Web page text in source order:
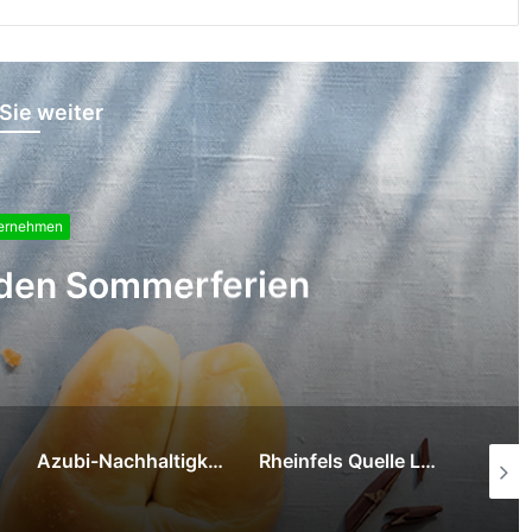
weiter
Weltmeisterschaft
Rheinfels Quelle Lemon ab sofort auch in der 0,33 Liter Dose erhältlich Neues Fachgeschäft in Dortmund-Scharnhorst ist sehr gefragt